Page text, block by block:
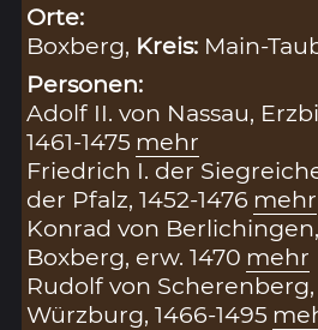
Orte:
Boxberg, Kreis: Main-
Personen:
Adolf II. von Nassau,
1461-1475 mehr
Friedrich I. der
der Pfalz, 1452-1476 mehr
Konrad von
Boxberg, erw. 1470 mehr
Rudolf von
Würzburg, 1466-1495